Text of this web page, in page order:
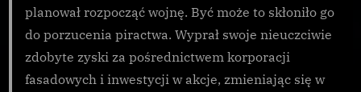
planował rozpocząć wojnę. Być może to skłoniło go
do porzucenia piractwa. Wyprał swoje nieuczciwie
zdobyte zyski za pośrednictwem korporacji
fasadowych i inwestycji w akcje, zmieniając się w